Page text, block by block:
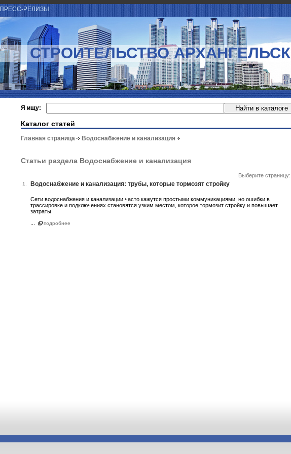
ПРЕСС-РЕЛИЗЫ
СТРОИТЕЛЬСТВО АРХАНГЕЛЬСК
Я ищу:
Каталог статей
Главная страница Водоснабжение и канализация
Статьи раздела Водоснабжение и канализация
Выберите страницу:
1. Водоснабжение и канализация: трубы, которые тормозят стройку
Сети водоснабжения и канализации часто кажутся простыми коммуникациями, но ошибки в
трассировке и подключениях становятся узким местом, которое тормозит стройку и повышает
затраты.
подробнее